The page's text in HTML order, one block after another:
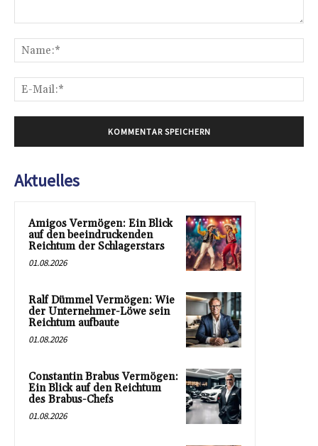
Aktuelles
Amigos Vermögen: Ein Blick
auf den beeindruckenden
Reichtum der Schlagerstars
01.08.2026
Ralf Dümmel Vermögen: Wie
der Unternehmer-Löwe sein
Reichtum aufbaute
01.08.2026
Constantin Brabus Vermögen:
Ein Blick auf den Reichtum
des Brabus-Chefs
01.08.2026